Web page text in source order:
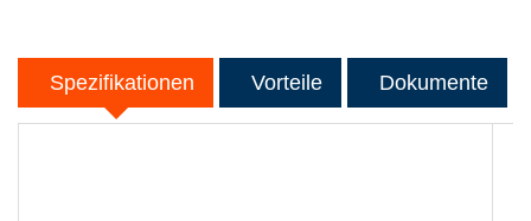
Spezifikationen Vorteile Dokumente